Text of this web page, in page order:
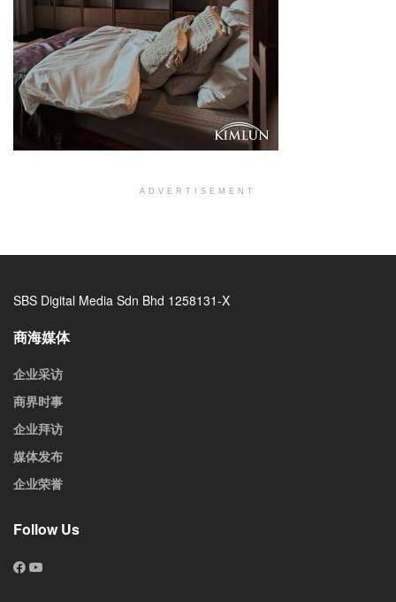
ADVERTISEMENT
SBS Digital Media Sdn Bhd 1258131-X
商海媒体
企业采访
商界时事
企业拜访
媒体发布
企业荣誉
Follow Us